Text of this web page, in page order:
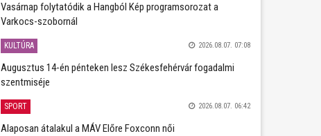
Vasárnap folytatódik a Hangból Kép programsorozat a
Varkocs-szobornál
KULTÚRA 2026.08.07. 07:08
Augusztus 14-én pénteken lesz Székesfehérvár fogadalmi
szentmiséje
SPORT 2026.08.07. 06:42
Alaposan átalakul a MÁV Előre Foxconn női